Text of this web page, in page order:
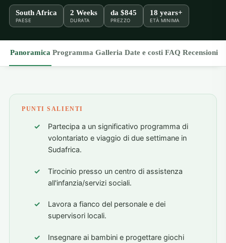
South Africa
PAESE
2 Weeks
DURATA
da $845
PREZZO
18 years+
ETÀ MINIMA
Panoramica Programma Galleria Date e costi FAQ Recensioni
PUNTI SALIENTI
Partecipa a un significativo programma di
volontariato e viaggio di due settimane in
Sudafrica.
Tirocinio presso un centro di assistenza
all'infanzia/servizi sociali.
Lavora a fianco del personale e dei
supervisori locali.
Insegnare ai bambini e progettare giochi